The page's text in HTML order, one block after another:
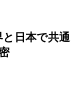
日本で共通